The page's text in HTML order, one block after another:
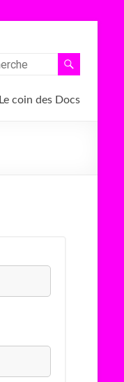
Le coin des Docs